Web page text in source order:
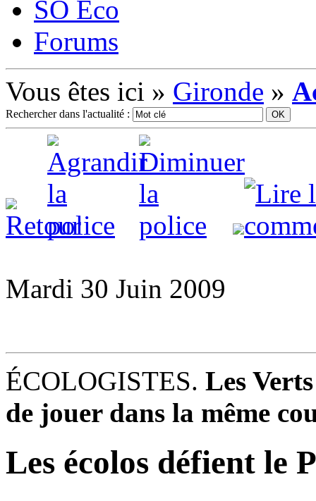
SO Eco
Forums
Vous êtes ici » Gironde »
Rechercher dans l'actualité :
Mardi 30 Juin 2009
ÉCOLOGISTES. Les
de jouer dans la même
Les écolos défient le